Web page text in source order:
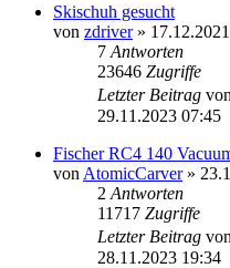
Skischuh gesucht
von zdriver»
7 Antworten
23646 Zugriffe
Letzter Beitrag von
29.11.2023 07:45
Fischer RC4 140
von AtomicCarver»
2 Antworten
11717 Zugriffe
Letzter Beitrag von
28.11.2023 19:34